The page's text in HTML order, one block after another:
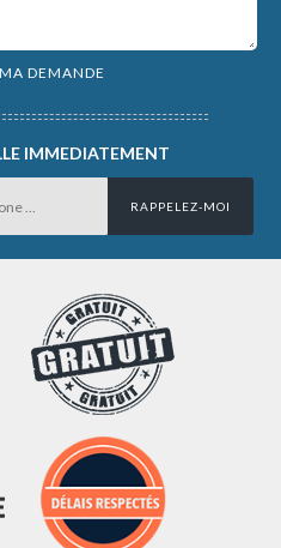
IMMEDIATEMENT